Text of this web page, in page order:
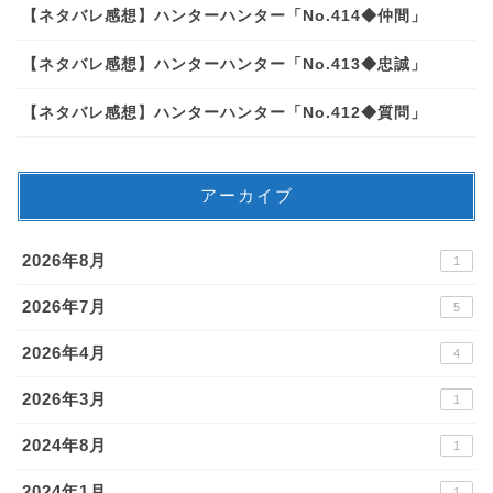
【ネタバレ感想】ハンターハンター「No.414◆仲間」
【ネタバレ感想】ハンターハンター「No.413◆忠誠」
【ネタバレ感想】ハンターハンター「No.412◆質問」
アーカイブ
2026年8月 1
2026年7月 5
2026年4月 4
2026年3月 1
2024年8月 1